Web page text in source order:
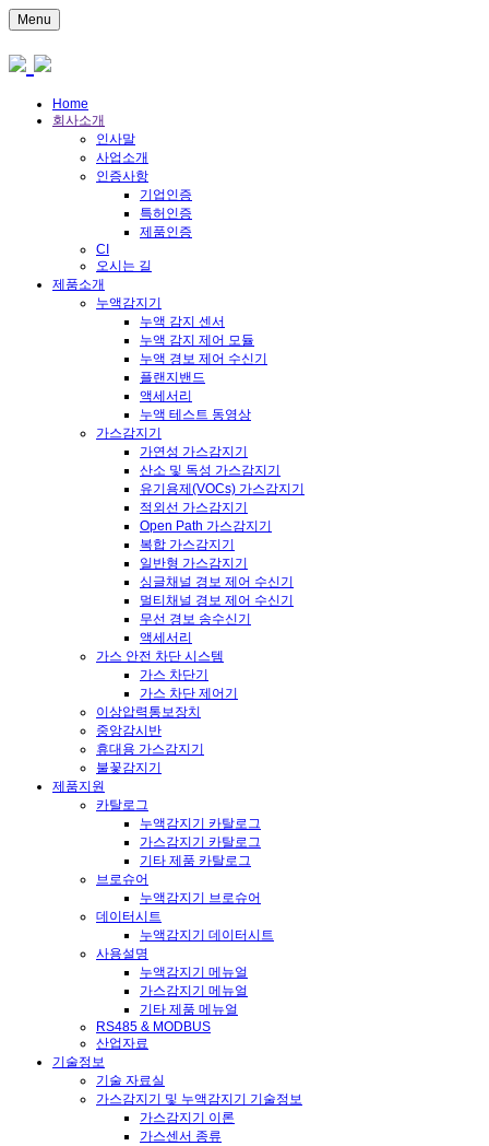
Menu
Home
회사소개
인사말
사업소개
인증사항
기업인증
특허인증
제품인증
CI
오시는 길
제품소개
누액감지기
누액 감지 센서
누액 감지 제어 모듈
누액 경보 제어 수신기
플랜지밴드
액세서리
누액 테스트 동영상
가스감지기
가연성 가스감지기
산소 및 독성 가스감지기
유기용제(VOCs) 가스감지기
적외선 가스감지기
Open Path 가스감지기
복합 가스감지기
일반형 가스감지기
싱글채널 경보 제어 수신기
멀티채널 경보 제어 수신기
무선 경보 송수신기
액세서리
가스 안전 차단 시스템
가스 차단기
가스 차단 제어기
이상압력통보장치
중앙감시반
휴대용 가스감지기
불꽃감지기
제품지원
카탈로그
누액감지기 카탈로그
가스감지기 카탈로그
기타 제품 카탈로그
브로슈어
누액감지기 브로슈어
데이터시트
누액감지기 데이터시트
사용설명
누액감지기 메뉴얼
가스감지기 메뉴얼
기타 제품 메뉴얼
RS485 & MODBUS
산업자료
기술정보
기술 자료실
가스감지기 및 누액감지기 기술정보
가스감지기 이론
가스센서 종류